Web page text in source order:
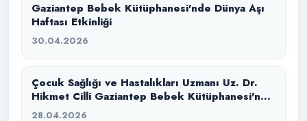
Gaziantep Bebek Kütüphanesi'nde Dünya Aşı
Haftası Etkinliği
30.04.2026
Çocuk Sağlığı ve Hastalıkları Uzmanı Uz. Dr.
Hikmet Cilli Gaziantep Bebek Kütüphanesi'nde
Ebeveynler İle Buluştu!
28.04.2026